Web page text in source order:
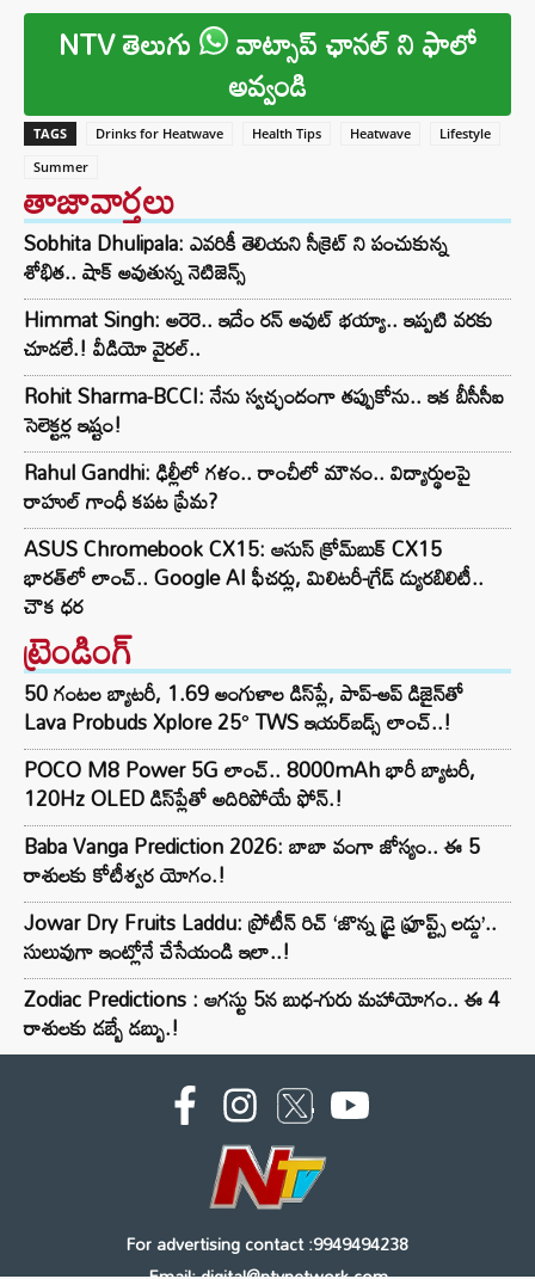
NTV తెలుగు వాట్సాప్ ఛానల్ ని ఫాలో
అవ్వండి
TAGS Drinks for Heatwave Health Tips Heatwave
Lifestyle
Summer
తాజావార్తలు
Sobhita Dhulipala: ఎవరికీ తెలియని సీక్రెట్ ని పంచుకున్న
శోభిత.. షాక్ అవుతున్న నెటిజెన్స్
Himmat Singh: అరెరె.. ఇదేం రన్ అవుట్ భయ్యా.. ఇప్పటి వరకు
చూడలే.! వీడియో వైరల్..
Rohit Sharma-BCCI: నేను స్వచ్ఛందంగా తప్పుకోను.. ఇక బీసీసీఐ
సెలెక్టర్ల ఇష్టం!
Rahul Gandhi: ఢిల్లీలో గళం.. రాంచీలో మౌనం.. విద్యార్థులపై
రాహుల్ గాంధీ కపట ప్రేమ?
ASUS Chromebook CX15: ఆసుస్ క్రోమ్‌బుక్ CX15
భారత్‌లో లాంచ్.. Google AI ఫీచర్లు, మిలిటరీ-గ్రేడ్ డ్యురబిలిటీ..
చౌక ధర
ట్రెండింగ్‌
50 గంటల బ్యాటరీ, 1.69 అంగుళాల డిస్‌ప్లే, పాప్-అప్ డిజైన్‌తో
Lava Probuds Xplore 25° TWS ఇయర్‌బడ్స్ లాంచ్..!
POCO M8 Power 5G లాంచ్.. 8000mAh భారీ బ్యాటరీ,
120Hz OLED డిస్‌ప్లేతో అదిరిపోయే ఫోన్.!
Baba Vanga Prediction 2026: బాబా వంగా జోస్యం.. ఈ 5
రాశులకు కోటీశ్వర యోగం.!
Jowar Dry Fruits Laddu: ప్రోటీన్ రిచ్ ‘జొన్న డ్రై ఫ్రూప్ట్స్ లడ్డు’..
సులువుగా ఇంట్లోనే చేసేయండి ఇలా..!
Zodiac Predictions : ఆగస్టు 5న బుధ-గురు మహాయోగం.. ఈ 4
రాశులకు డబ్బే డబ్బు.!
For advertising contact :9949494238